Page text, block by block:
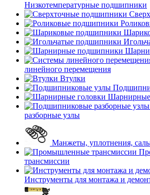
Низкотемпературные подшипники
линейного перемещения
Втулки
Шарнирные
разборные узлы
Манжеты, уплотнения,
трансмиссии
Инструменты для монтажа и